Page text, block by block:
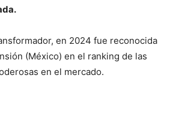
en 2024 fue reconocida
(México) en el ranking de las
en el mercado.